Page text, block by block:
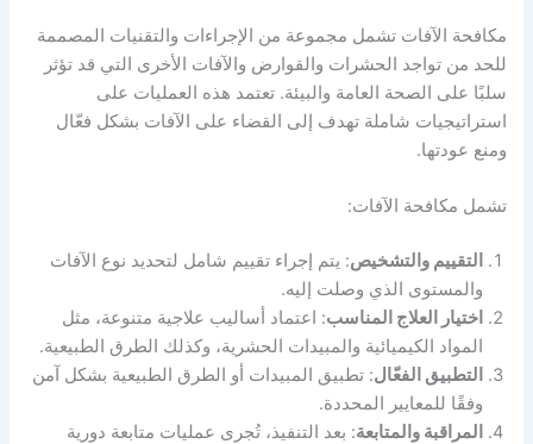
مكافحة الآفات تشمل مجموعة من الإجراءات والتقنيات المصممة
للحد من تواجد الحشرات والقوارض والآفات الأخرى التي قد تؤثر
سلبًا على الصحة العامة والبيئة. تعتمد هذه العمليات على
استراتيجيات شاملة تهدف إلى القضاء على الآفات بشكل فعّال
ومنع عودتها.
تشمل مكافحة الآفات:
التقييم والتشخيص: يتم إجراء تقييم شامل لتحديد نوع الآفات
والمستوى الذي وصلت إليه.
اختيار العلاج المناسب: اعتماد أساليب علاجية متنوعة، مثل
المواد الكيميائية والمبيدات الحشرية، وكذلك الطرق الطبيعية.
التطبيق الفعّال: تطبيق المبيدات أو الطرق الطبيعية بشكل آمن
وفقًا للمعايير المحددة.
المراقبة والمتابعة: بعد التنفيذ، تُجرى عمليات متابعة دورية